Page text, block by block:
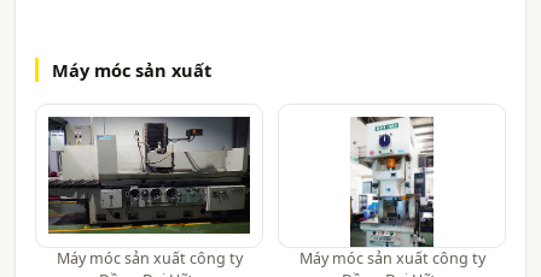
Máy móc sản xuất
Máy móc sản xuất công ty
Máy móc sản xuất công ty